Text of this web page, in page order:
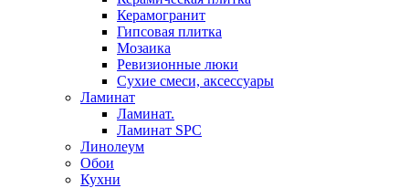
Керамогранит
Гипсовая плитка
Мозаика
Ревизионные люки
Сухие смеси, аксессуары
Ламинат
Ламинат.
Ламинат SPC
Линолеум
Обои
Кухни